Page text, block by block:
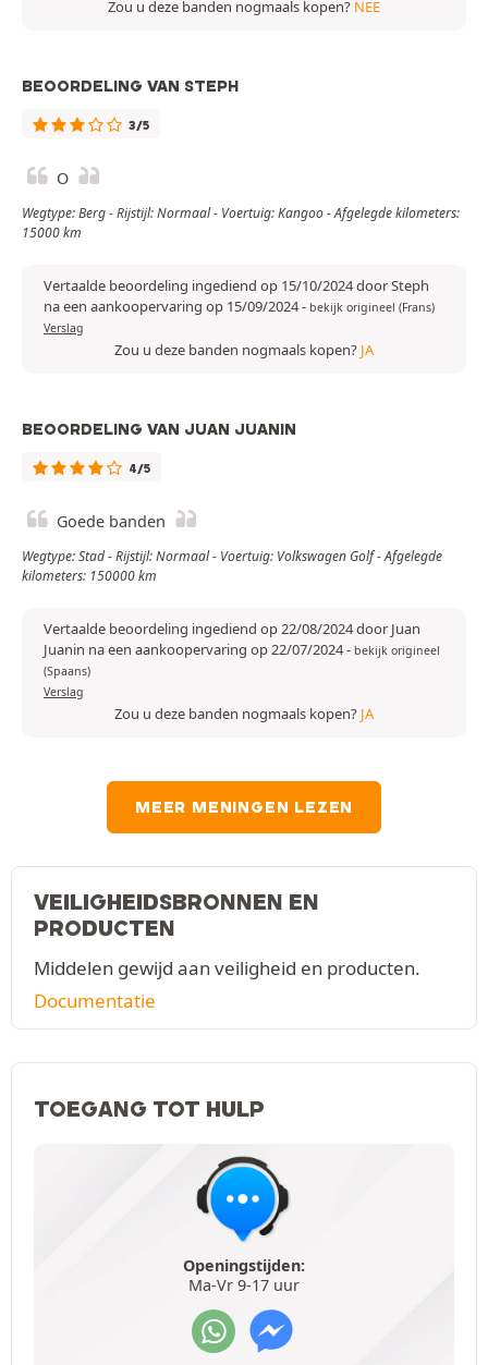
Zou u deze banden nogmaals kopen? NEE
BEOORDELING VAN STEPH
3/5
O
Wegtype: Berg - Rijstijl: Normaal - Voertuig: Kangoo - Afgelegde kilometers:
15000 km
Vertaalde beoordeling ingediend op 15/10/2024 door Steph
na een aankoopervaring op 15/09/2024- bekijk origineel (Frans)
Verslag
Zou u deze banden nogmaals kopen? JA
BEOORDELING VAN JUAN JUANIN
4/5
Goede banden
Wegtype: Stad - Rijstijl: Normaal - Voertuig: Volkswagen Golf - Afgelegde
kilometers: 150000 km
Vertaalde beoordeling ingediend op 22/08/2024 door Juan
Juanin na een aankoopervaring op 22/07/2024- bekijk origineel
(Spaans)
Verslag
Zou u deze banden nogmaals kopen? JA
MEER MENINGEN LEZEN
VEILIGHEIDSBRONNEN EN
PRODUCTEN
Middelen gewijd aan veiligheid en producten.
Documentatie
TOEGANG TOT HULP
Openingstijden:
Ma-Vr 9-17 uur